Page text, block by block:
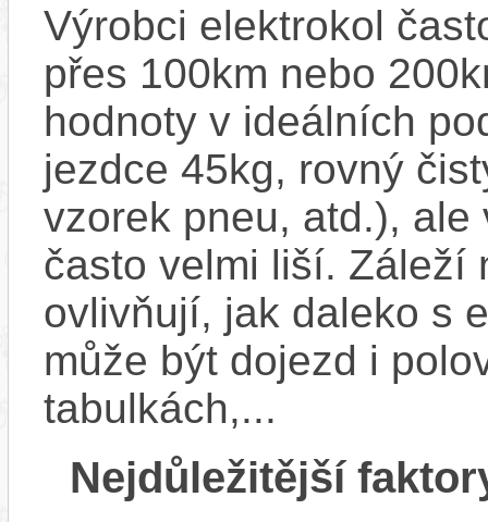
Výrobci elektrokol
přes 100km nebo
hodnoty v ideálních
jezdce 45kg, rovný
vzorek pneu, atd.),
často velmi liší. Záleží
ovlivňují, jak daleko s
může být dojezd i
tabulkách,...
Nejdůležitější